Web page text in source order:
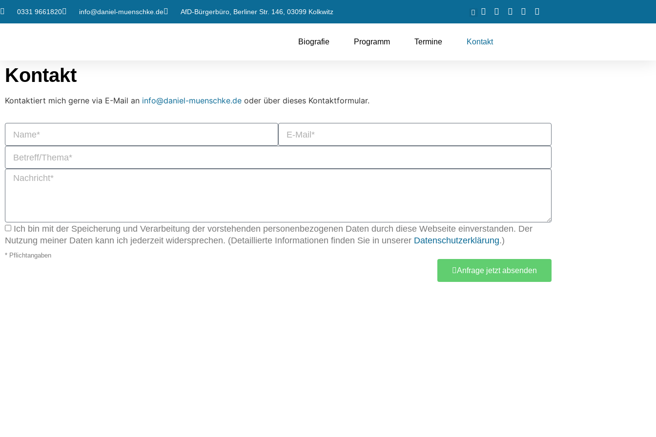
0331 9661820 info@daniel-muenschke.de AfD-Bürgerbüro, Berliner Str. 146, 03099 Kolkwitz
Biografie Programm Termine Kontakt
Kontakt
Kontaktiert mich gerne via E-Mail an info@daniel-muenschke.de oder über dieses Kontaktformular.
Ich bin mit der Speicherung und Verarbeitung der vorstehenden personenbezogenen Daten durch diese Webseite einverstanden. Der
Nutzung meiner Daten kann ich jederzeit widersprechen. (Detaillierte Informationen finden Sie in unserer Datenschutzerklärung.)
* Pflichtangaben
Anfrage jetzt absenden